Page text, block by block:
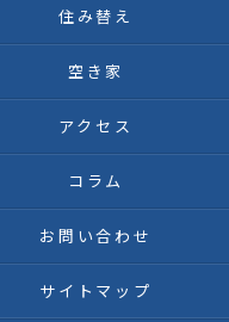
住み替え
空き家
アクセス
コラム
お問い合わせ
サイトマップ